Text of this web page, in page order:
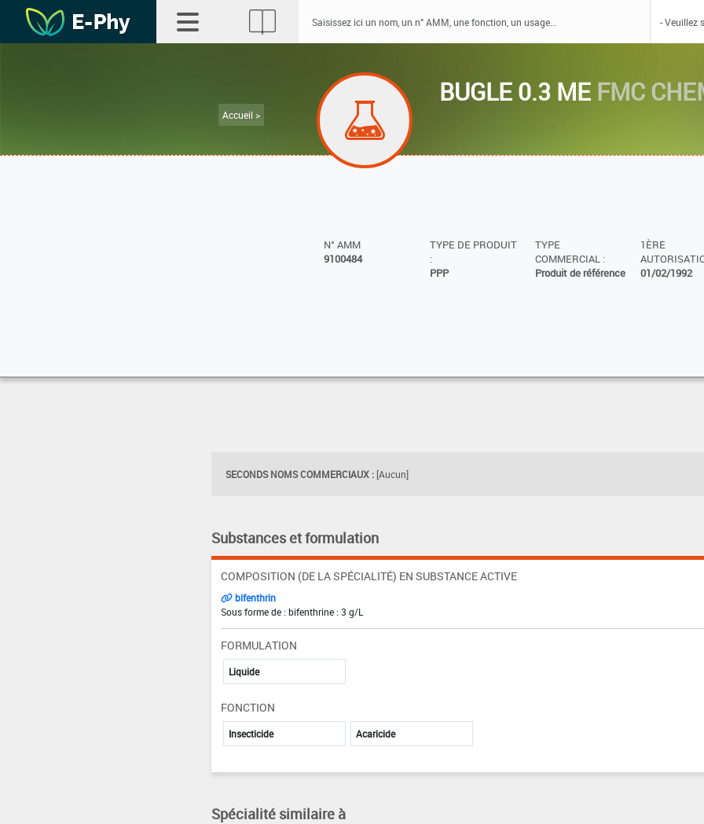
Accueil >
BUGLE 0.3 ME FMC
N° AMM
9100484
TYPE DE PRODUIT
:
PPP
TYPE
COMMERCIAL :
Produit de référence
1ÈRE
01/02/1992
SECONDS NOMS COMMERCIAUX : [Aucun]
Substances et formulation
COMPOSITION (DE LA SPÉCIALITÉ) EN SUBSTANCE ACTIVE
bifenthrin
Sous forme de : bifenthrine : 3 g/L
FORMULATION
Liquide
FONCTION
Insecticide Acaricide
Spécialité similaire à